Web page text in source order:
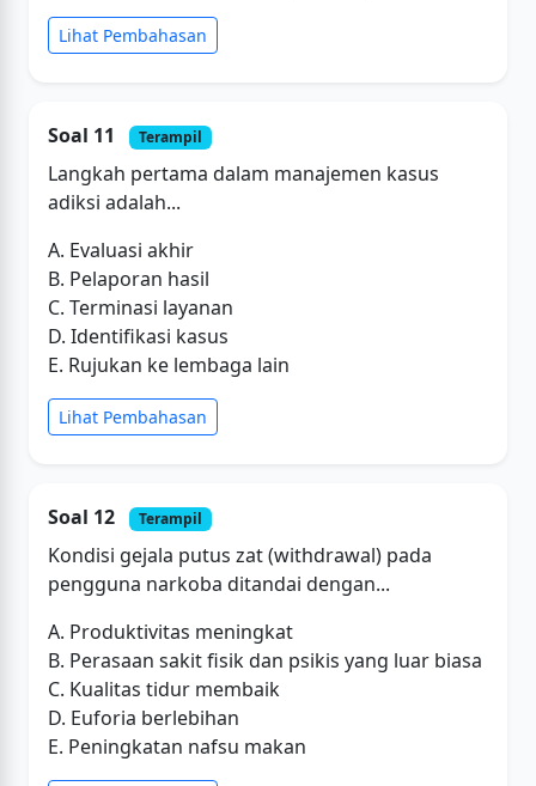
Lihat Pembahasan
Soal 11 Terampil
Langkah pertama dalam manajemen kasus
adiksi adalah...
A. Evaluasi akhir
B. Pelaporan hasil
C. Terminasi layanan
D. Identifikasi kasus
E. Rujukan ke lembaga lain
Lihat Pembahasan
Soal 12 Terampil
Kondisi gejala putus zat (withdrawal) pada
pengguna narkoba ditandai dengan...
A. Produktivitas meningkat
B. Perasaan sakit fisik dan psikis yang luar biasa
C. Kualitas tidur membaik
D. Euforia berlebihan
E. Peningkatan nafsu makan